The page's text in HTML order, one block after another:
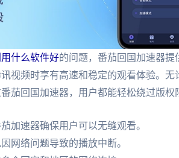
什么软件好的问题，番茄回国加速器
视频时享有高速和稳定的观看体验。
茄回国加速器，用户都能轻松绕过版权
加速器确保用户可以无缝观看。
网络问题导致的播放中断。